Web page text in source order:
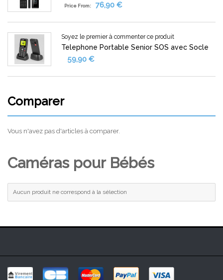
Price From: 76,90 €
Soyez le premier à commenter ce produit
Telephone Portable Senior SOS avec Socle
59,90 €
Comparer
Vous n'avez pas d'articles à comparer.
Caméras pour Bébés
Aucun produit ne correspond à la sélection